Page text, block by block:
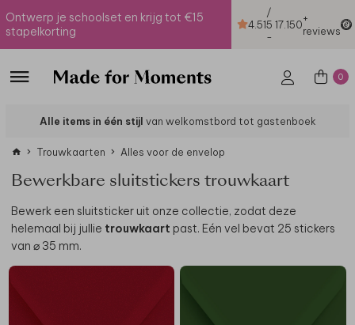
Ontwerp je schoolset en krijg tot €15
stapelkorting
4.51
/
5
-
17.150+
reviews
0
Alle items in één stijl van welkomstbord tot gastenboek
Trouwkaarten Alles voor de envelop
Bewerkbare sluitstickers trouwkaart
Bewerk een sluitsticker uit onze collectie, zodat deze
helemaal bij jullie trouwkaart past. Eén vel bevat 25 stickers
van ⌀ 35 mm.